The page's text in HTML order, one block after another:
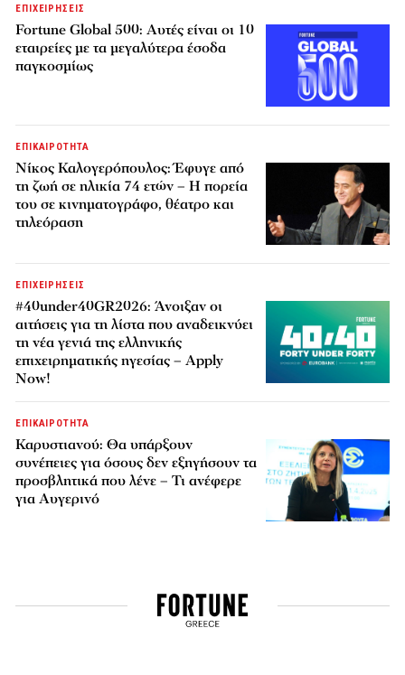
ΕΠΙΧΕΙΡΗΣΕΙΣ
Fortune Global 500: Αυτές είναι οι 10
εταιρείες με τα μεγαλύτερα έσοδα
παγκοσμίως
ΕΠΙΚΑΙΡΟΤΗΤΑ
Νίκος Καλογερόπουλος: Έφυγε από
τη ζωή σε ηλικία 74 ετών – Η πορεία
του σε κινηματογράφο, θέατρο και
τηλεόραση
ΕΠΙΧΕΙΡΗΣΕΙΣ
#40under40GR2026: Άνοιξαν οι
αιτήσεις για τη λίστα που αναδεικνύει
τη νέα γενιά της ελληνικής
επιχειρηματικής ηγεσίας – Apply
Now!
ΕΠΙΚΑΙΡΟΤΗΤΑ
Καρυστιανού: Θα υπάρξουν
συνέπειες για όσους δεν εξηγήσουν τα
προσβλητικά που λένε – Τι ανέφερε
για Αυγερινό